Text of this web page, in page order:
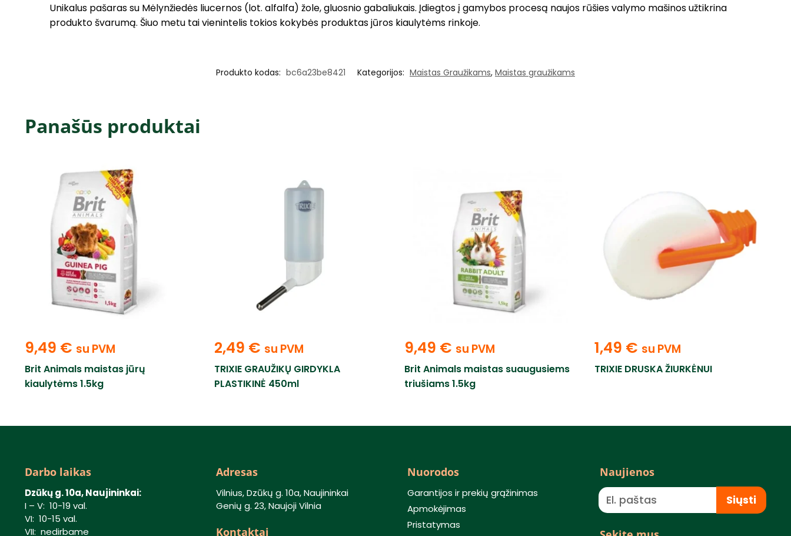
Unikalus pašaras su Mėlynžiedės liucernos (lot. alfalfa) žole, gluosnio gabaliukais. Įdiegtos į gamybos procesą naujos rūšies valymo mašinos užtikrina
produkto švarumą. Šiuo metu tai vienintelis tokios kokybės produktas jūros kiaulytėms rinkoje.
Produkto kodas: bc6a23be8421 Kategorijos: Maistas Graužikams, Maistas graužikams
Panašūs produktai
9,49 € su PVM
Brit Animals maistas jūrų
kiaulytėms 1.5kg
2,49 € su PVM
TRIXIE GRAUŽIKŲ GIRDYKLA
PLASTIKINĖ 450ml
9,49 € su PVM
Brit Animals maistas suaugusiems
triušiams 1.5kg
1,49 € su PVM
TRIXIE DRUSKA ŽIURKĖNUI
Darbo laikas
Dzūkų g. 10a, Naujininkai:
I – V: 10-19 val.
VI: 10-15 val.
VII: nedirbame
Adresas
Vilnius, Dzūkų g. 10a, Naujininkai
Genių g. 23, Naujoji Vilnia
Kontaktai
Nuorodos
Garantijos ir prekių grąžinimas
Apmokėjimas
Pristatymas
Naujienos
Siųsti